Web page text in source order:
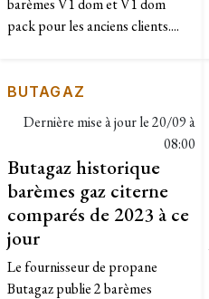
barèmes V1 dom et V1 dom
pack pour les anciens clients....
BUTAGAZ
Dernière mise à jour le20/09 à
08:00
Butagaz historique
barèmes gaz citerne
comparés de 2023 à ce
jour
Le fournisseur de propane
Butagaz publie 2 barèmes